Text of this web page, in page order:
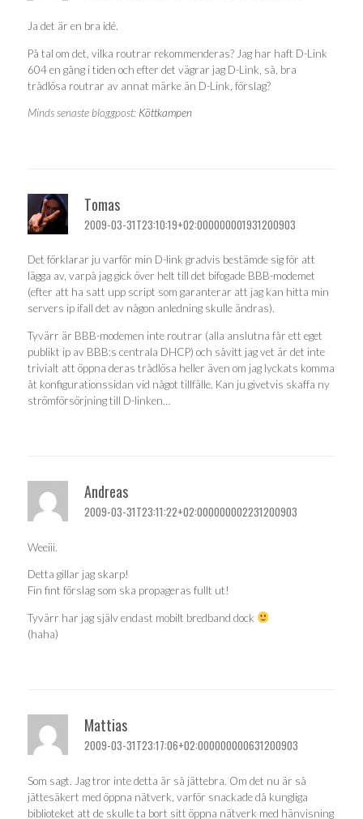
Ja det är en bra idé.
På tal om det, vilka routrar rekommenderas? Jag har haft D-Link
604 en gång i tiden och efter det vägrar jag D-Link, så, bra
trådlösa routrar av annat märke än D-Link, förslag?
Minds senaste bloggpost: Köttkampen
Tomas
2009-03-31T23:10:19+02:000000001931200903
Det förklarar ju varför min D-link gradvis bestämde sig för att
lägga av, varpå jag gick över helt till det bifogade BBB-modemet
(efter att ha satt upp script som garanterar att jag kan hitta min
servers ip ifall det av någon anledning skulle ändras).
Tyvärr är BBB-modemen inte routrar (alla anslutna får ett eget
publikt ip av BBB:s centrala DHCP) och såvitt jag vet är det inte
trivialt att öppna deras trådlösa heller även om jag lyckats komma
åt konfigurationssidan vid något tillfälle. Kan ju givetvis skaffa ny
strömförsörjning till D-linken…
Andreas
2009-03-31T23:11:22+02:000000002231200903
Weeiii.
Detta gillar jag skarp!
Fin fint förslag som ska propageras fullt ut!
Tyvärr har jag själv endast mobilt bredband dock
(haha)
Mattias
2009-03-31T23:17:06+02:000000000631200903
Som sagt. Jag tror inte detta är så jättebra. Om det nu är så
jättesäkert med öppna nätverk, varför snackade då kungliga
biblioteket att de skulle ta bort sitt öppna nätverk med hänvisning